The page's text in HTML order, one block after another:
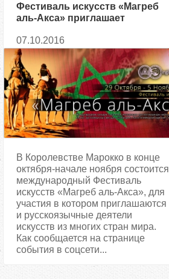
Фестиваль искусств «Магреб
аль-Акса» приглашает
07.10.2016
В Королевстве Марокко в конце
октября-начале ноября состоится
международный Фестиваль
искусств «Магреб аль-Акса», для
участия в котором приглашаются
и русскоязычные деятели
искусств из многих стран мира.
Как сообщается на странице
события в соцсети...